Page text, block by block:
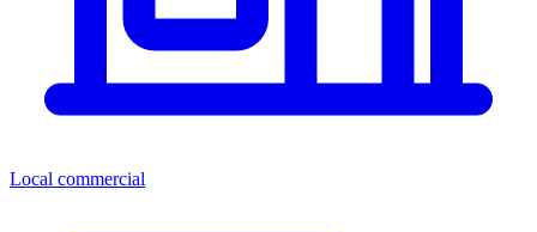
Local commercial